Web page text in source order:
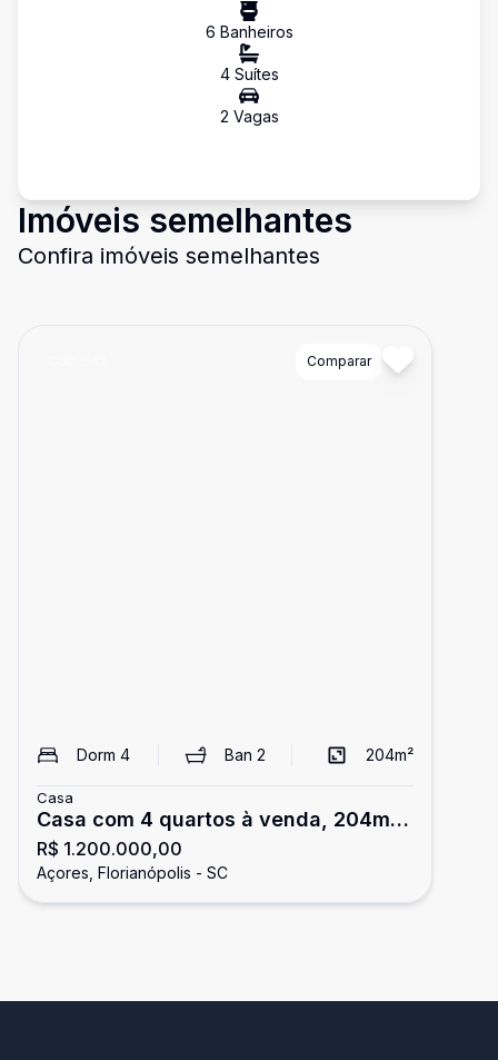
6 Banheiros
4Suítes
2 Vagas
Imóveis semelhantes
Confira imóveis semelhantes
Comparar
Dorm 4 Ban2 204m²
Casa
Casa com 4 quartos à venda, 204m²
- Praia da Solidão (Pântano do Sul),
Florianópolis/SC.
R$ 1.200.000,00
Açores, Florianópolis - SC